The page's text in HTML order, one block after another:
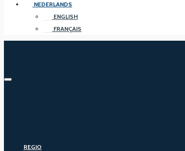
NEDERLANDS
ENGLISH
FRANÇAIS
REGIO